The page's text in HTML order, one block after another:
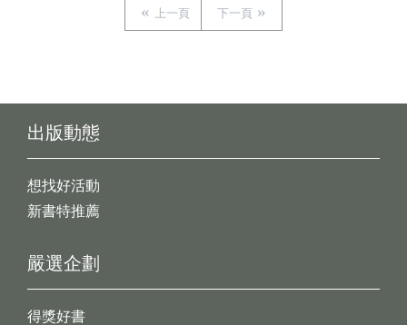
上一頁 下一頁
出版動態
想找好活動
新書特推薦
嚴選企劃
得獎好書